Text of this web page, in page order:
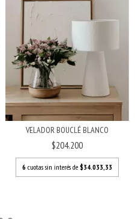
VELADOR BOUCLÉ BLANCO
$204.200
6 cuotas sin interés de $34.033,33